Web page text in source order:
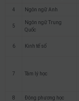
4 Ngôn ngữ Anh
5
Ngôn ngữ Trung
Quốc
6 Kinh tế số
7 Tâm lý học
8 Đông phương học